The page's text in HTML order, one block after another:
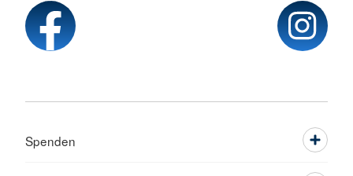
Spenden